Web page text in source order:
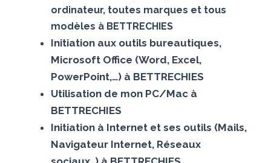
ordinateur, toutes marques et tous
modèles à BETTRECHIES
Initiation aux outils bureautiques,
Microsoft Office (Word, Excel,
PowerPoint,…) à BETTRECHIES
Utilisation de mon PC/Mac à
BETTRECHIES
Initiation à Internet et ses outils (Mails,
Navigateur Internet, Réseaux